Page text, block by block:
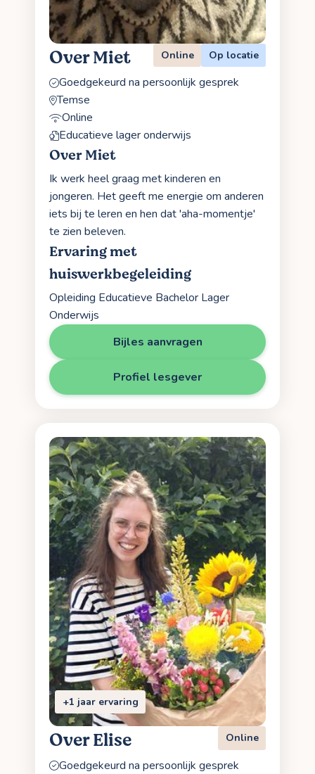
Over Miet Online Op locatie
Goedgekeurd na persoonlijk gesprek
Temse
Online
Educatieve lager onderwijs
Over Miet
Ik werk heel graag met kinderen en
jongeren. Het geeft me energie om anderen
iets bij te leren en hen dat 'aha-momentje'
te zien beleven.
Ervaring met
huiswerkbegeleiding
Opleiding Educatieve Bachelor Lager
Onderwijs
Bijles aanvragen
Profiel lesgever
+1 jaar ervaring
Over Elise Online
Goedgekeurd na persoonlijk gesprek